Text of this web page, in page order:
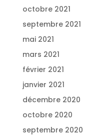
octobre 2021
septembre 2021
mai 2021
mars 2021
février 2021
janvier 2021
décembre 2020
octobre 2020
septembre 2020